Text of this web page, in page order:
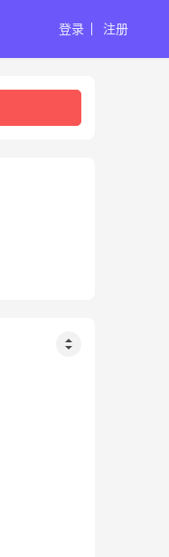
登录 注册